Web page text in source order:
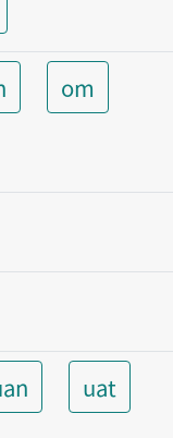
om
uat